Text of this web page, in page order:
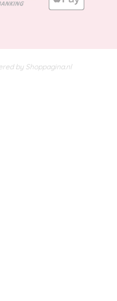
by Shoppagina.nl